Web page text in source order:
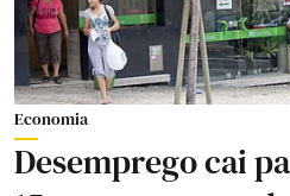
Economia
Desemprego cai